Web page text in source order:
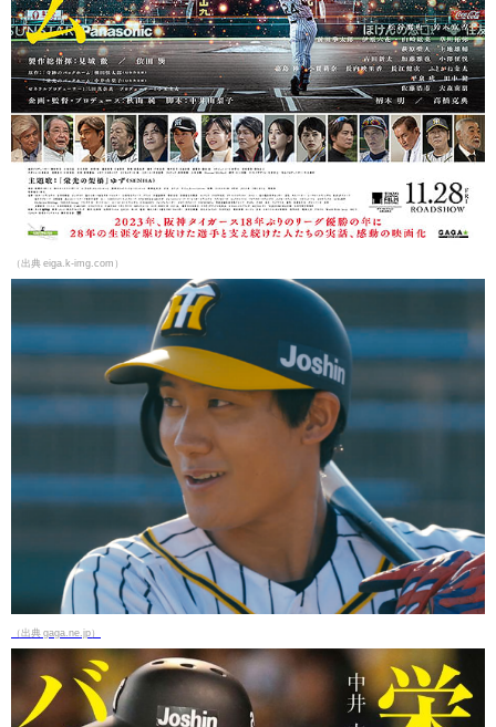
（出典 eiga.k-img.com）
（出典 gaga.ne.jp）